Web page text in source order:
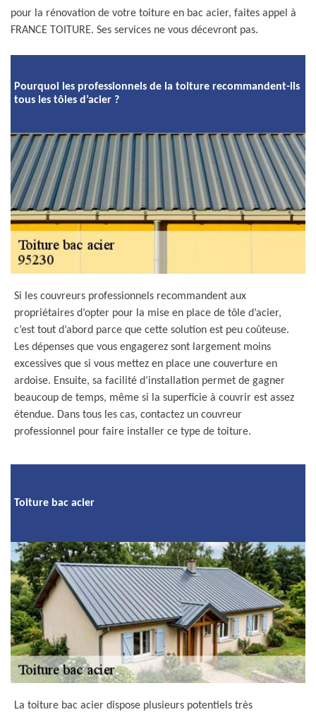
pour la rénovation de votre toiture en bac acier, faites appel à
FRANCE TOITURE. Ses services ne vous décevront pas.
Pourquoi les professionnels de la toiture recommandent-ils
tous les tôles d’acier ?
Si les couvreurs professionnels recommandent aux
propriétaires d’opter pour la mise en place de tôle d’acier,
c’est tout d’abord parce que cette solution est peu coûteuse.
Les dépenses que vous engagerez sont largement moins
excessives que si vous mettez en place une couverture en
ardoise. Ensuite, sa facilité d’installation permet de gagner
beaucoup de temps, même si la superficie à couvrir est assez
étendue. Dans tous les cas, contactez un couvreur
professionnel pour faire installer ce type de toiture.
Toiture bac acier
La toiture bac acier dispose plusieurs potentiels très